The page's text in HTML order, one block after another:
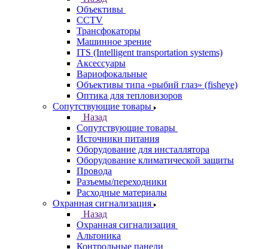
Объективы
CCTV
Трансфокаторы
Машинное зрение
ITS (Intelligent transportation systems)
Аксессуары
Вариофокальные
Объективы типа «рыбий глаз» (fisheye)
Оптика для тепловизоров
Сопутствующие товары
Назад
Сопутствующие товары
Источники питания
Оборудование для инсталлятора
Оборудование климатической защиты
Провода
Разъемы/переходники
Расходные материалы
Охранная сигнализация
Назад
Охранная сигнализация
Альтоника
Контрольные панели